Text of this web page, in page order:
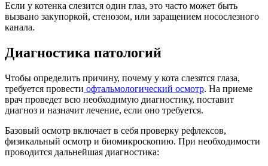
Если у котенка слезится один глаз, это часто может быть
вызвано закупоркой, стенозом, или заращением носослезного
канала.
Диагностика патологий
Чтобы определить причину, почему у кота слезятся глаза,
требуется провести офтальмологический осмотр. На приеме
врач проведет всю необходимую диагностику, поставит
диагноз и назначит лечение, если оно требуется.
Базовый осмотр включает в себя проверку рефлексов,
физикальный осмотр и биомикроскопию. При необходимости
проводится дальнейшая диагностика: